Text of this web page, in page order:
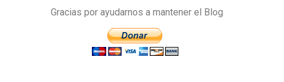
Gracias por ayudarnos a mantener el Blog